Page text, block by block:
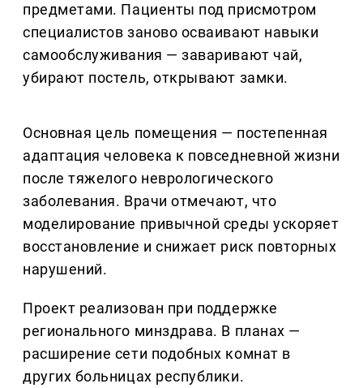
предметами. Пациенты под присмотром
специалистов заново осваивают навыки
самообслуживания — заваривают чай,
убирают постель, открывают замки.
Основная цель помещения — постепенная
адаптация человека к повседневной жизни
после тяжелого неврологического
заболевания. Врачи отмечают, что
моделирование привычной среды ускоряет
восстановление и снижает риск повторных
нарушений.
Проект реализован при поддержке
регионального минздрава. В планах —
расширение сети подобных комнат в
других больницах республики.